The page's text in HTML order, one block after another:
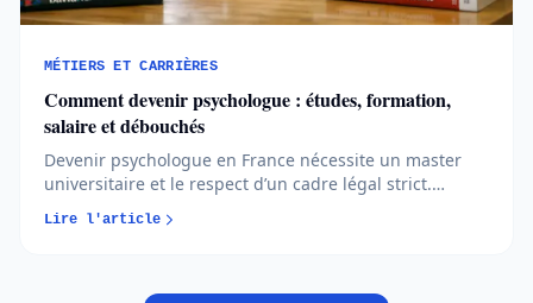
MÉTIERS ET CARRIÈRES
Comment devenir psychologue : études, formation,
salaire et débouchés
Devenir psychologue en France nécessite un master
universitaire et le respect d’un cadre légal strict.
sont passées au crible pour vous aider à faire un choix
Lire l'article